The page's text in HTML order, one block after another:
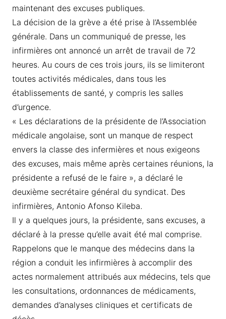
maintenant des excuses publiques.
La décision de la grève a été prise à l’Assemblée
générale. Dans un communiqué de presse, les
infirmières ont annoncé un arrêt de travail de 72
heures. Au cours de ces trois jours, ils se limiteront
toutes activités médicales, dans tous les
établissements de santé, y compris les salles
d’urgence.
« Les déclarations de la présidente de l’Association
médicale angolaise, sont un manque de respect
envers la classe des infermières et nous exigeons
des excuses, mais même après certaines réunions, la
présidente a refusé de le faire », a déclaré le
deuxième secrétaire général du syndicat. Des
infirmières, Antonio Afonso Kileba.
Il y a quelques jours, la présidente, sans excuses, a
déclaré à la presse qu’elle avait été mal comprise.
Rappelons que le manque des médecins dans la
région a conduit les infirmières à accomplir des
actes normalement attribués aux médecins, tels que
les consultations, ordonnances de médicaments,
demandes d’analyses cliniques et certificats de